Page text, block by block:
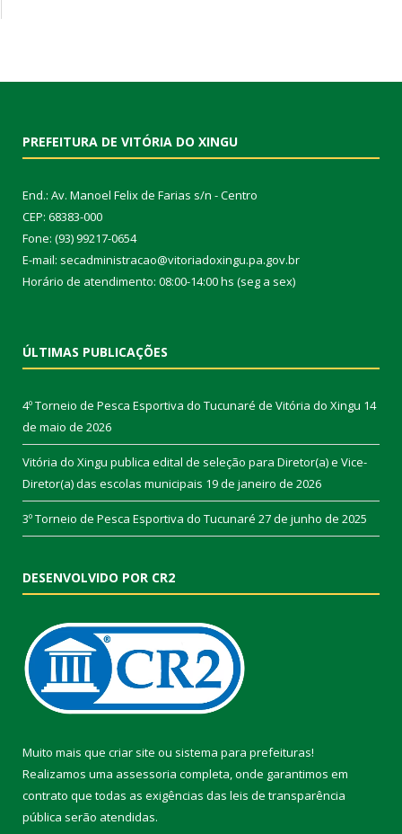
PREFEITURA DE VITÓRIA DO XINGU
End.: Av. Manoel Felix de Farias s/n - Centro
CEP: 68383-000
Fone: (93) 99217-0654
E-mail: secadministracao@vitoriadoxingu.pa.gov.br
Horário de atendimento: 08:00-14:00 hs (seg a sex)
ÚLTIMAS PUBLICAÇÕES
4º Torneio de Pesca Esportiva do Tucunaré de Vitória do Xingu 14
de maio de 2026
Vitória do Xingu publica edital de seleção para Diretor(a) e Vice-
Diretor(a) das escolas municipais 19 de janeiro de 2026
3º Torneio de Pesca Esportiva do Tucunaré 27 de junho de 2025
DESENVOLVIDO POR CR2
Muito mais que criar site ou sistema para prefeituras!
Realizamos uma assessoria completa, onde garantimos em
contrato que todas as exigências das leis de transparência
pública serão atendidas.